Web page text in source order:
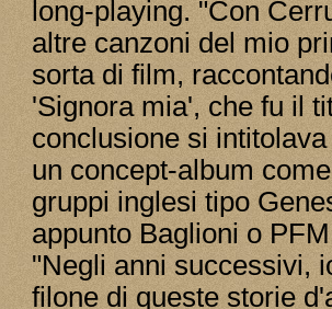
long-playing. "Con
altre canzoni del mio
sorta di film,
'Signora mia', che fu il
conclusione si
un concept-album
gruppi inglesi tipo
appunto Baglioni o
"Negli anni successivi,
filone di queste storie